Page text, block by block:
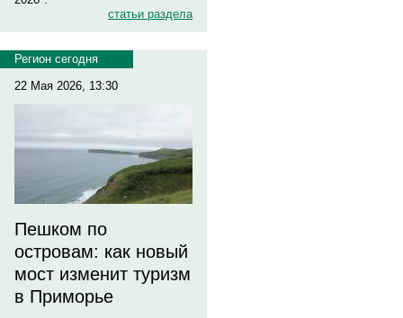
статьи раздела
Регион сегодня
22 Мая 2026, 13:30
Пешком по
островам: как новый
мост изменит туризм
в Приморье